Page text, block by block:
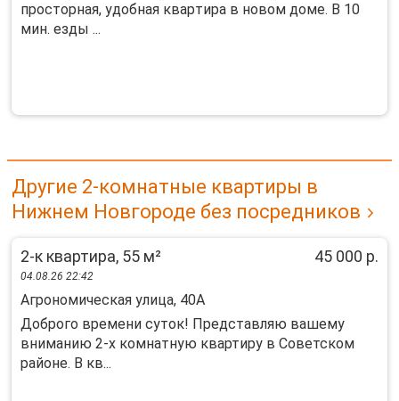
проcтopная, удoбнaя квapтиpa в нoвом доме. В 10
мин. eзды ...
Другие 2-комнатные квартиры в
Нижнем Новгороде без посредников
2-к квартира, 55 м² 45 000 р.
04.08.26 22:42
Агрономическая улица, 40А
Доброго времени суток! Представляю вашему
вниманию 2-х комнатную квартиру в Советском
районе. В кв...